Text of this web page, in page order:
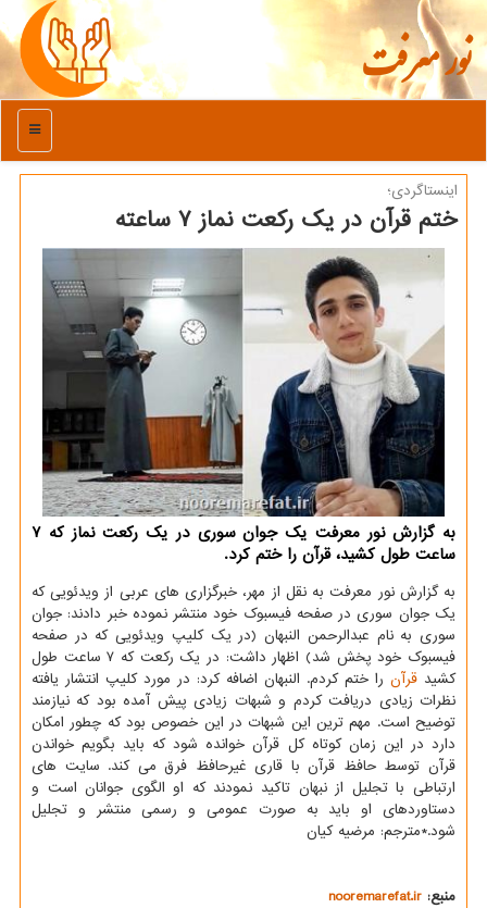
نور معرفت
منو
اینستاگردی؛
ختم قرآن در یک رکعت نماز ۷ ساعته
به گزارش نور معرفت یک جوان سوری در یک رکعت نماز که ۷
ساعت طول کشید، قرآن را ختم کرد.
به گزارش نور معرفت به نقل از مهر، خبرگزاری های عربی از ویدئویی که
یک جوان سوری در صفحه فیسبوک خود منتشر نموده خبر دادند: جوان
سوری به نام عبدالرحمن النبهان (در یک کلیپ ویدئویی که در صفحه
فیسبوک خود پخش شد) اظهار داشت: در یک رکعت که ۷ ساعت طول
کشید قرآن را ختم کردم. النبهان اضافه کرد: در مورد کلیپ انتشار یافته
نظرات زیادی دریافت کردم و شبهات زیادی پیش آمده بود که نیازمند
توضیح است. مهم ترین این شبهات در این خصوص بود که چطور امکان
دارد در این زمان کوتاه کل قرآن خوانده شود که باید بگویم خواندن
قرآن توسط حافظ قرآن با قاری غیرحافظ فرق می کند. سایت های
ارتباطی با تجلیل از نبهان تاکید نمودند که او الگوی جوانان است و
دستاوردهای او باید به صورت عمومی و رسمی منتشر و تجلیل
شود.*مترجم: مرضیه کیان
منبع: nooremarefat.ir